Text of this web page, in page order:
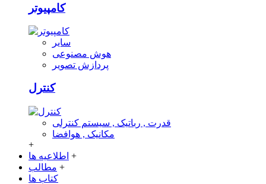
کامپیوتر
سایر
هوش مصنوعی
پردازش تصویر
کنترل
قدرت , رباتیک , سیستم کنترلی
مکانیک , هوافضا
+
اطلاعیه ها +
مطالب +
کتاب ها